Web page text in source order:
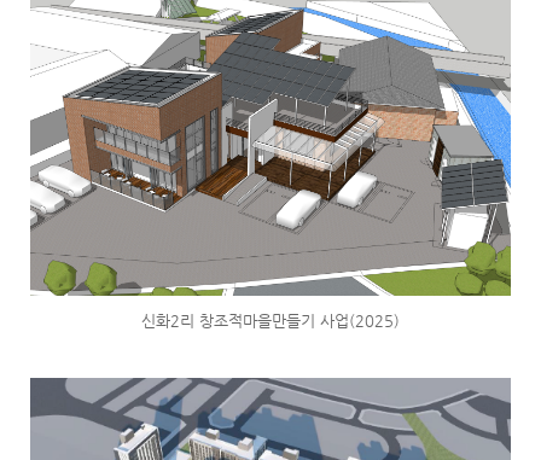
신화2리 창조적마을만들기 사업(2025)